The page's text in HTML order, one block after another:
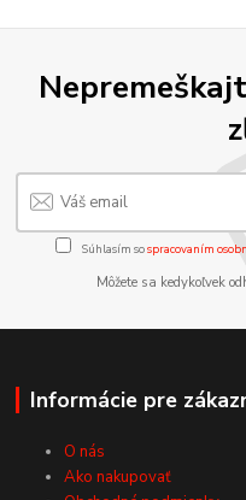
Súhlasím sospracovaním
Môžete sa kedykoľvek
Informácie pre
O nás
Ako nakupovať